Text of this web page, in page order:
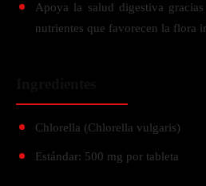
Apoya la salud digestiva
nutrientes que favorecen la flora
Chlorella (Chlorella vulgaris)
Estándar: 500 mg por tableta